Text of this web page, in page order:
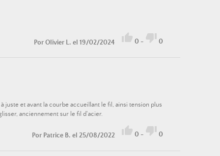
PorOlivier L. el 19/02/2024  0 -  0
et avant la courbe accueillant le fil, ainsi tension plus
anciennement sur le fil d'acier.
Por Patrice B. el 25/08/2022  0 -  0